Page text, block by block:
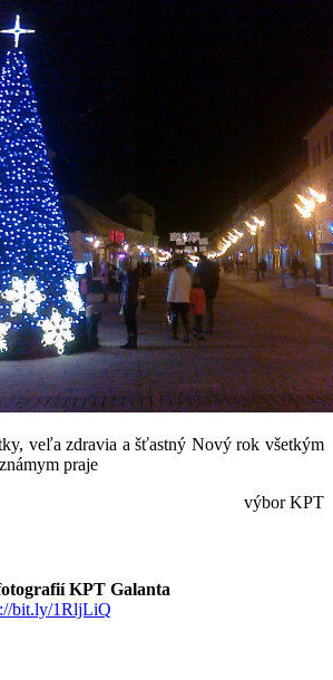
veľa zdravia a šťastný Nový rok všetkým
praje
výbor KPT
KPT Galanta
bit.ly/1RljLiQ